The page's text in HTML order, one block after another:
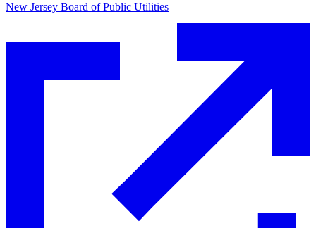
New Jersey Board of Public Utilities